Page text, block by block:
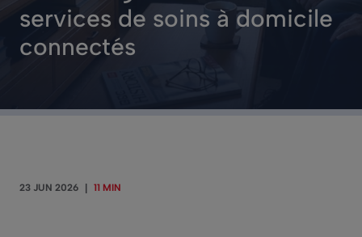
services de soins à domicile
connectés
23 JUN 2026 11 MIN